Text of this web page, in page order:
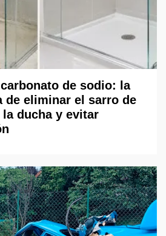
de sodio: la
de eliminar el sarro de
ducha y evitar